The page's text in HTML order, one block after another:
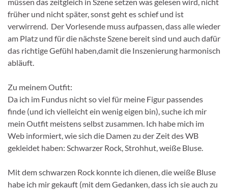
früher und nicht später, sonst geht es schief und ist
verwirrend. Der Vorlesende muss aufpassen, dass alle wieder
am Platz und für die nächste Szene bereit sind und auch dafür
das richtige Gefühl haben,damit die Inszenierung harmonisch
abläuft.
Zu meinem Outfit:
Da ich im Fundus nicht so viel für meine Figur passendes
finde (und ich vielleicht ein wenig eigen bin), suche ich mir
mein Outfit meistens selbst zusammen. Ich habe mich im
Web informiert, wie sich die Damen zu der Zeit des WB
gekleidet haben: Schwarzer Rock, Strohhut, weiße Bluse.
Mit dem schwarzen Rock konnte ich dienen, die weiße Bluse
habe ich mir gekauft (mit dem Gedanken, dass ich sie auch zu